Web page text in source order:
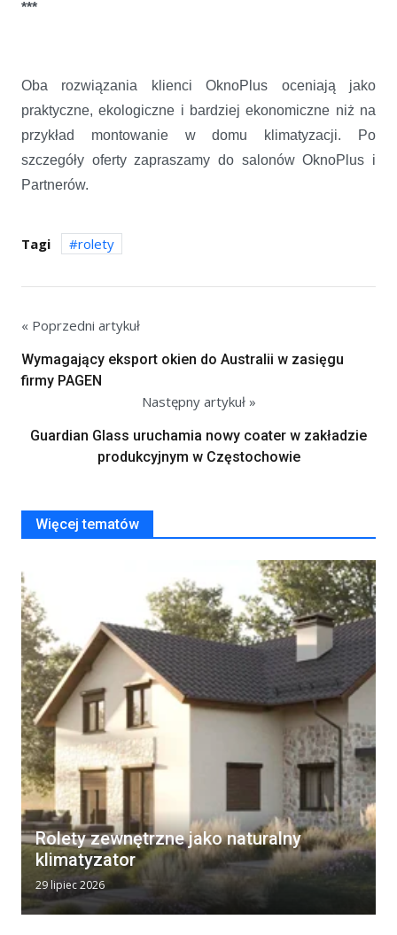
***
Oba rozwiązania klienci OknoPlus oceniają jako
praktyczne, ekologiczne i bardziej ekonomiczne niż na
przykład montowanie w domu klimatyzacji. Po
szczegóły oferty zapraszamy do salonów OknoPlus i
Partnerów.
Tagi rolety
« Poprzedni artykuł
Wymagający eksport okien do Australii w zasięgu
firmy PAGEN
Następny artykuł »
Guardian Glass uruchamia nowy coater w zakładzie
produkcyjnym w Częstochowie
Więcej tematów
Rolety zewnętrzne jako naturalny
klimatyzator
29 lipiec 2026